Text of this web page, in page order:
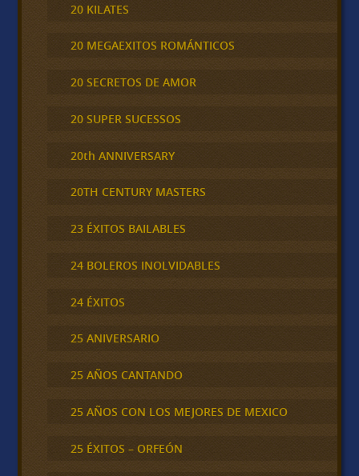
20 KILATES
20 MEGAEXITOS ROMÁNTICOS
20 SECRETOS DE AMOR
20 SUPER SUCESSOS
20th ANNIVERSARY
20TH CENTURY MASTERS
23 ÉXITOS BAILABLES
24 BOLEROS INOLVIDABLES
24 ÉXITOS
25 ANIVERSARIO
25 AÑOS CANTANDO
25 AÑOS CON LOS MEJORES DE MEXICO
25 ÉXITOS – ORFEÓN